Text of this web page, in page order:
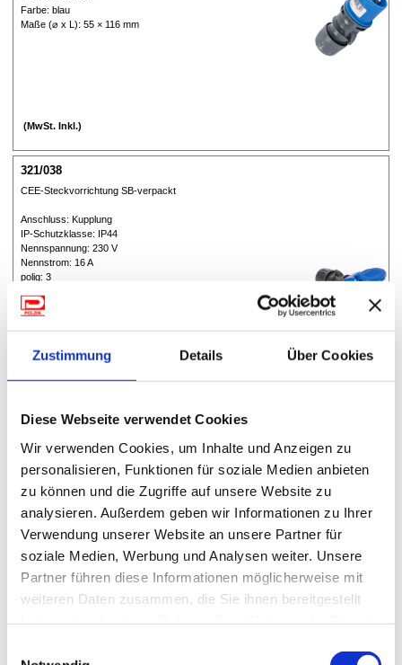
Zustimmung Details Über Cookies
Diese Webseite verwendet Cookies
Wir verwenden Cookies, um Inhalte und Anzeigen zu
personalisieren, Funktionen für soziale Medien anbieten
zu können und die Zugriffe auf unsere Website zu
analysieren. Außerdem geben wir Informationen zu Ihrer
Verwendung unserer Website an unsere Partner für
soziale Medien, Werbung und Analysen weiter. Unsere
Partner führen diese Informationen möglicherweise mit
weiteren Daten zusammen, die Sie ihnen bereitgestellt
Farbe: blau
Maße (⌀ x L): 55 × 116 mm
(MwSt. Inkl.)
321/038
CEE-Steckvorrichtung SB-verpackt
Anschluss: Kupplung
IP-Schutzklasse: IP44
Nennspannung: 230 V
Nennstrom: 16 A
polig: 3
Durchmesser: 57 mm
Nettogewicht: 140 g
für Typ: Schuko
Maße (⌀ x L): 60 × 210 mm
(MwSt. Inkl.)